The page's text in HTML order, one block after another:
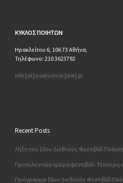
ΚΥΚΛΟΣ ΠΟΙΗΤΩΝ
Ηρακλείτου 6, 106 73 Αθήνα,
Τηλέφωνο: 210 3623792
info [at] poetscircle [dot] gr
Recent Posts
Λήξη του 10ου Διεθνούς Φεστιβάλ
Προτελευταία ημέρα φεστιβάλ:
Πρόγραμμα 10ου Διεθνούς Φεστιβάλ